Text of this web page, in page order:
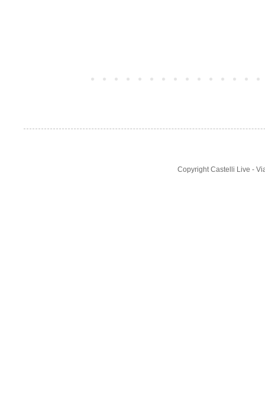
Copyright Castelli Live -